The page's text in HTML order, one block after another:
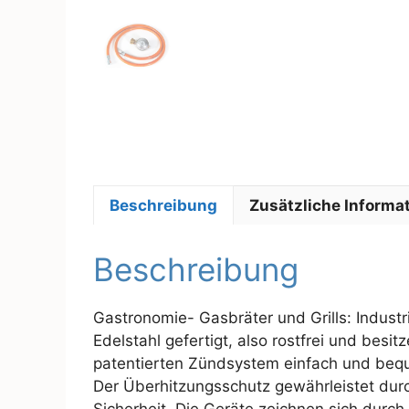
Beschreibung Zusätzliche
Beschreibung
Gastronomie- Gasbräter und Grills:
Edelstahl gefertigt, also rostfrei und
patentierten Zündsystem einfach und
Der Überhitzungsschutz gewährleistet